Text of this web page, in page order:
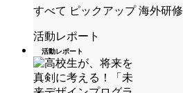
すべて ピックアップ 海外研修
活動レポート
活動レポート